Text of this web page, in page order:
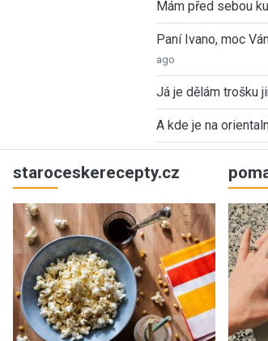
Mám před sebou
Paní Ivano, moc
ago
Já je dělám trošku
A kde je na
staroceskerecepty.cz